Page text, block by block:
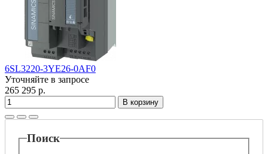
6SL3220-3YE26-0AF0
Уточняйте в запросе
265 295 р.
В корзину
Поиск